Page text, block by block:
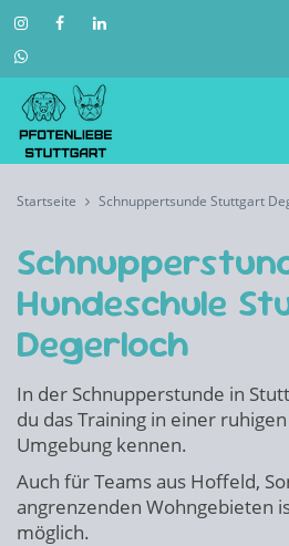
Startseite Schnuppertsunde Stuttgart
Hundeschule
Degerloch
In der Schnupperstunde in
du das Training in einer
Umgebung kennen.
Auch für Teams aus Hoffeld,
angrenzenden Wohngebieten
möglich.